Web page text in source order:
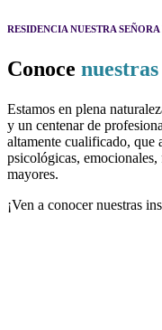
RESIDENCIA NUESTRA
Conoce
Estamos en plena
y un centenar de
altamente cualificado, que
psicológicas,
mayores.
¡Ven a conocer nuestras